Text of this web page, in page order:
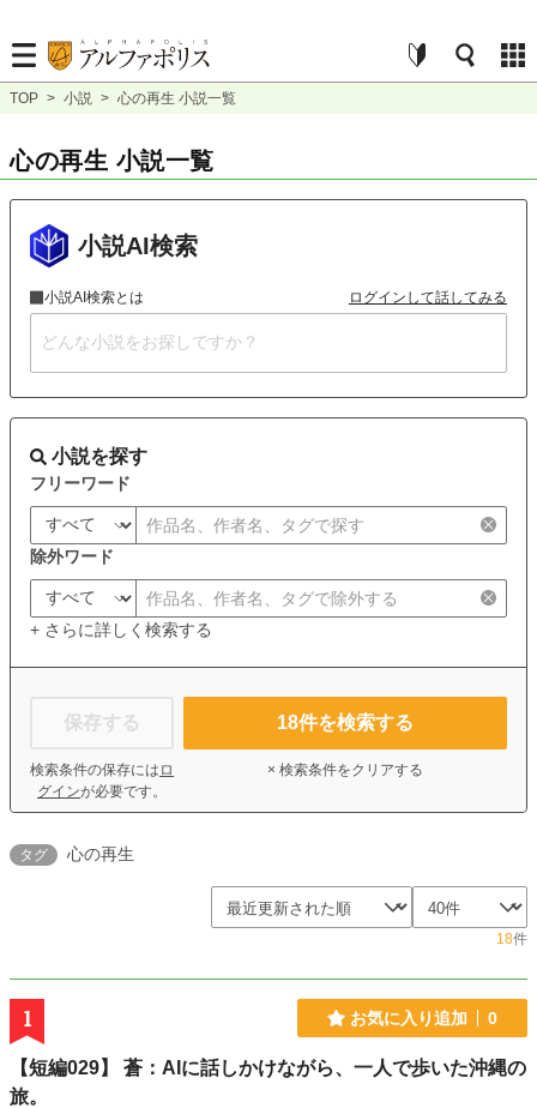
TOP > 小説 > 心の再生 小説一覧
心の再生 小説一覧
小説AI検索
小説AI検索とは ログインして話してみる
小説を探す
フリーワード
除外ワード
+ さらに詳しく検索する
保存する
検索条件の保存には ロ
グインが必要です。
18件を検索する
× 検索条件をクリアする
タグ 心の再生
18件
1 お気に入り追加 0
【短編029】 蒼：AIに話しかけながら、一人で歩いた沖縄の
旅。